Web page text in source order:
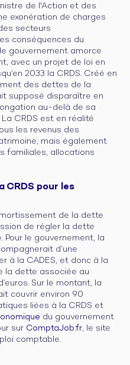
de l'Action et des
exonération de charges
secteurs
conséquences du
gouvernement amorce
avec un projet de loi en
2033 la CRDS. Créé en
des dettes de la
supposé disparaître en
au-delà de sa
CRDS est en réalité
les revenus des
mais également
familiales, allocations
CRDS pour les
de la dette
de régler la dette
Pour le gouvernement, la
d’une
à la CADES, et donc à la
la dette associée au
Sur le montant, la
couvrir environ 90
liées à la CRDS et
du gouvernement
sur ComptaJob.fr, le site
comptable.